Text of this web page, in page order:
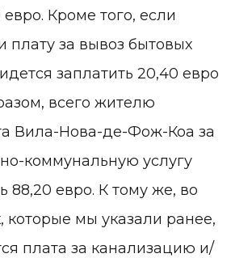
евро. Кроме того, если
плату за вывоз бытовых
заплатить 20,40 евро
всего жителю
Вила-Нова-де-Фож-Коа за
коммунальную услугу
88,20 евро. К тому же, во
которые мы указали ранее,
плата за канализацию и/